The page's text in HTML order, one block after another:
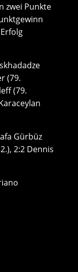
zwei Punkte
(79.
(79.
Gürbüz
2:2 Dennis